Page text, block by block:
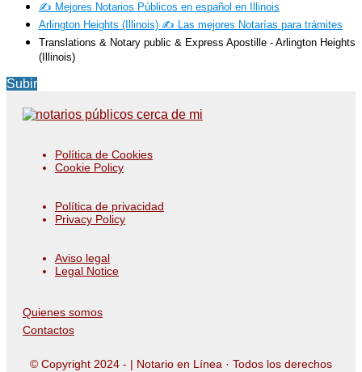
✍️ Mejores Notarios Públicos en español en Illinois
Arlington Heights (Illinois) ✍️ Las mejores Notarías para trámites
Translations & Notary public & Express Apostille - Arlington Heights
(Illinois)
Subir
Política de Cookies
Cookie Policy
Política de privacidad
Privacy Policy
Aviso legal
Legal Notice
Quienes somos
Contactos
© Copyright 2024 - | Notario en Línea · Todos los derechos